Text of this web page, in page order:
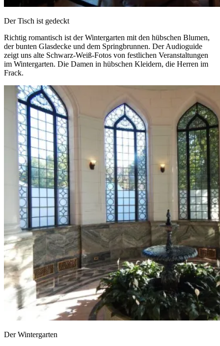
Der Tisch ist gedeckt
Richtig romantisch ist der Wintergarten mit den hübschen Blumen,
der bunten Glasdecke und dem Springbrunnen. Der Audioguide
zeigt uns alte Schwarz-Weiß-Fotos von festlichen Veranstaltungen
im Wintergarten. Die Damen in hübschen Kleidern, die Herren im
Frack.
Der Wintergarten